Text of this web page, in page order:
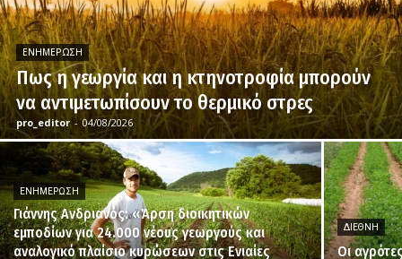
ΕΝΗΜΈΡΩΣΗ
Πως η γεωργία και η κτηνοτροφία μπορούν
να αντιμετωπίσουν το θερμικό στρες
pro_editor - 04/08/2026
ΕΝΗΜΈΡΩΣΗ
Γιάννης Ανδριανός: «Άρση διοικητικών
εμποδίων για 24.000 νέους γεωργούς και
αναλογικό πλαίσιο κυρώσεων στις Ενιαίες
ΔΙΕΘΝΉ
Οι